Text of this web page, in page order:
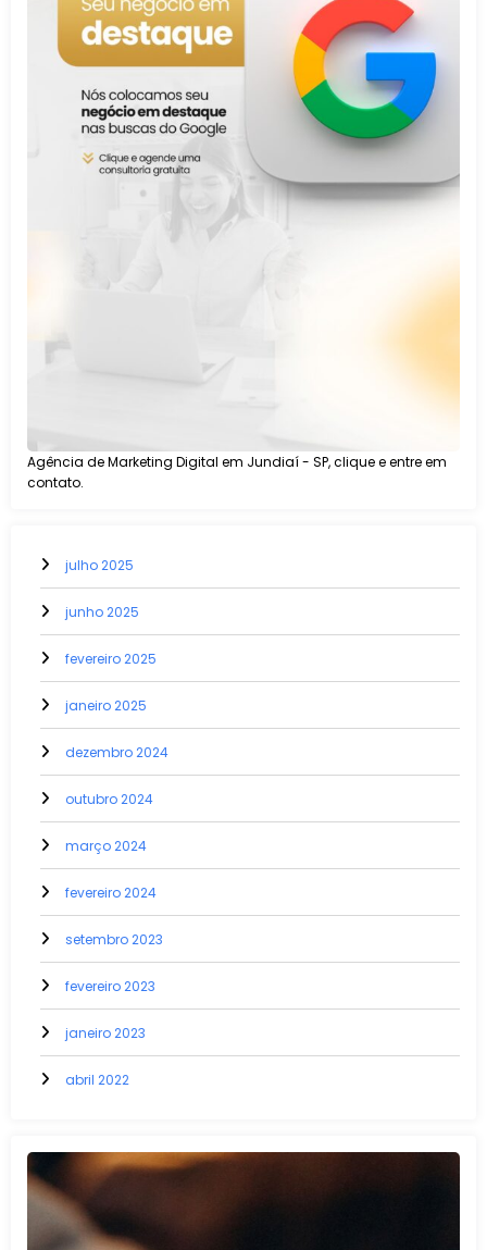
Agência de Marketing Digital em Jundiaí - SP, clique e entre em
contato.
julho 2025
junho 2025
fevereiro 2025
janeiro 2025
dezembro 2024
outubro 2024
março 2024
fevereiro 2024
setembro 2023
fevereiro 2023
janeiro 2023
abril 2022